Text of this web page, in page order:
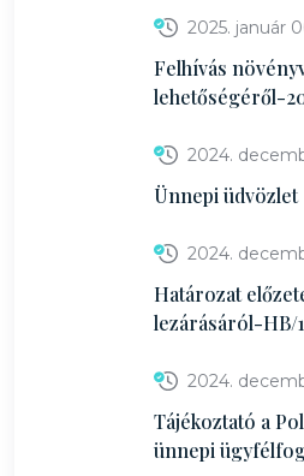
2025. január
Felhívás
lehetőségéről-
2024.
Ünnepi üdvözlet
2024.
Határozat
lezárásáról-HB/
2024.
Tájékoztató a
ünnepi